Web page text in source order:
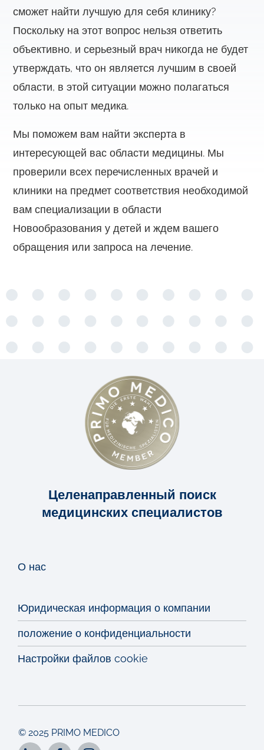
сможет найти лучшую для себя клинику?
Поскольку на этот вопрос нельзя ответить
объективно, и серьезный врач никогда не будет
утверждать, что он является лучшим в своей
области, в этой ситуации можно полагаться
только на опыт медика.
Мы поможем вам найти эксперта в
интересующей вас области медицины. Мы
проверили всех перечисленных врачей и
клиники на предмет соответствия необходимой
вам специализации в области
Новообразования у детей и ждем вашего
обращения или запроса на лечение.
Целенаправленный поиск
медицинских специалистов
О нас
Юридическая информация о компании
положение о конфиденциальности
Настройки файлов cookie
© 2025 PRIMO MEDICO